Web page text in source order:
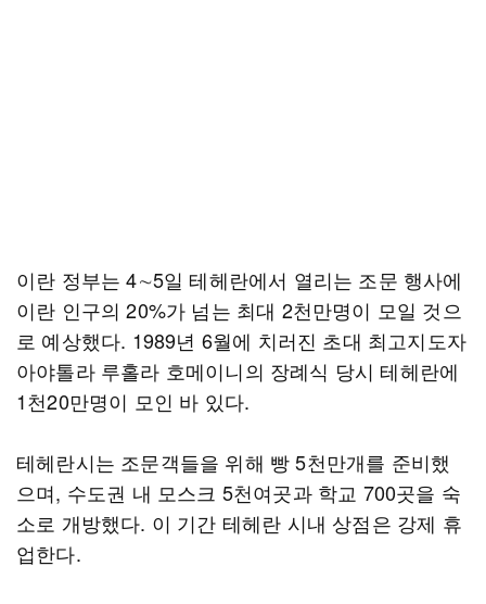
이란 정부는 4∼5일 테헤란에서 열리는 조문 행사에
이란 인구의 20%가 넘는 최대 2천만명이 모일 것으
로 예상했다. 1989년 6월에 치러진 초대 최고지도자
아야톨라 루홀라 호메이니의 장례식 당시 테헤란에
1천20만명이 모인 바 있다.
테헤란시는 조문객들을 위해 빵 5천만개를 준비했
으며, 수도권 내 모스크 5천여곳과 학교 700곳을 숙
소로 개방했다. 이 기간 테헤란 시내 상점은 강제 휴
업한다.